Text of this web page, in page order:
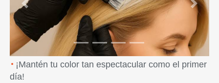
Previous Next
¡Mantén tu color tan espectacular como el primer
día!